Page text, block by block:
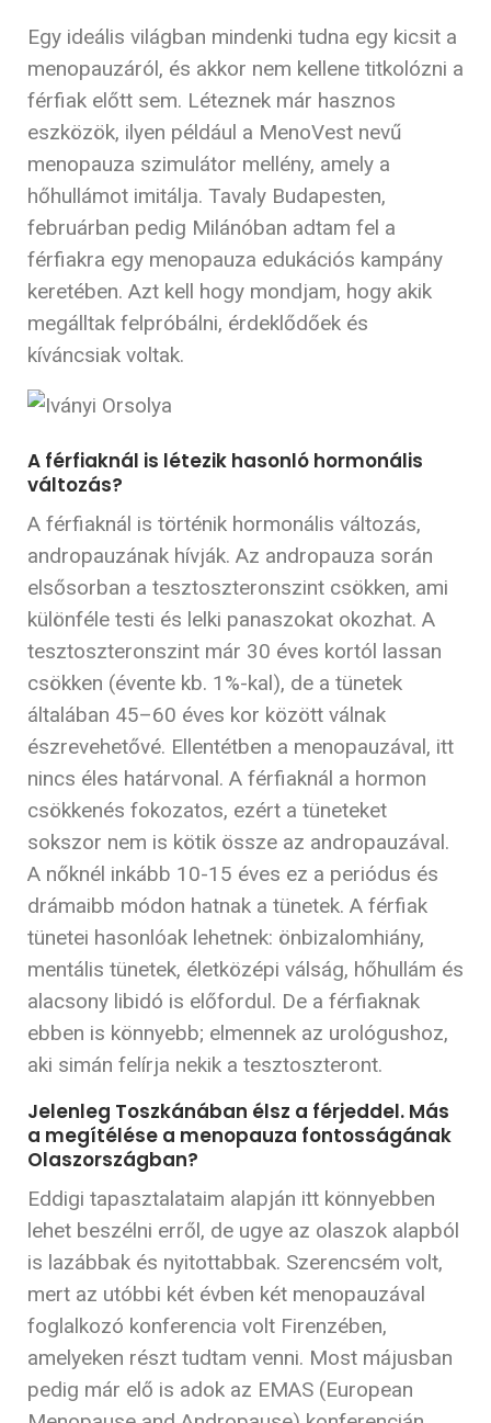
Egy ideális világban mindenki tudna egy kicsit a
menopauzáról, és akkor nem kellene titkolózni a
férfiak előtt sem. Léteznek már hasznos
eszközök, ilyen például a MenoVest nevű
menopauza szimulátor mellény, amely a
hőhullámot imitálja. Tavaly Budapesten,
februárban pedig Milánóban adtam fel a
férfiakra egy menopauza edukációs kampány
keretében. Azt kell hogy mondjam, hogy akik
megálltak felpróbálni, érdeklődőek és
kíváncsiak voltak.
A férfiaknál is létezik hasonló hormonális
változás?
A férfiaknál is történik hormonális változás,
andropauzának hívják. Az andropauza során
elsősorban a tesztoszteronszint csökken, ami
különféle testi és lelki panaszokat okozhat. A
tesztoszteronszint már 30 éves kortól lassan
csökken (évente kb. 1%-kal), de a tünetek
általában 45–60 éves kor között válnak
észrevehetővé. Ellentétben a menopauzával, itt
nincs éles határvonal. A férfiaknál a hormon
csökkenés fokozatos, ezért a tüneteket
sokszor nem is kötik össze az andropauzával.
A nőknél inkább 10-15 éves ez a periódus és
drámaibb módon hatnak a tünetek. A férfiak
tünetei hasonlóak lehetnek: önbizalomhiány,
mentális tünetek, életközépi válság, hőhullám és
alacsony libidó is előfordul. De a férfiaknak
ebben is könnyebb; elmennek az urológushoz,
aki simán felírja nekik a tesztoszteront.
Jelenleg Toszkánában élsz a férjeddel. Más
a megítélése a menopauza fontosságának
Olaszországban?
Eddigi tapasztalataim alapján itt könnyebben
lehet beszélni erről, de ugye az olaszok alapból
is lazábbak és nyitottabbak. Szerencsém volt,
mert az utóbbi két évben két menopauzával
foglalkozó konferencia volt Firenzében,
amelyeken részt tudtam venni. Most májusban
pedig már elő is adok az EMAS (European